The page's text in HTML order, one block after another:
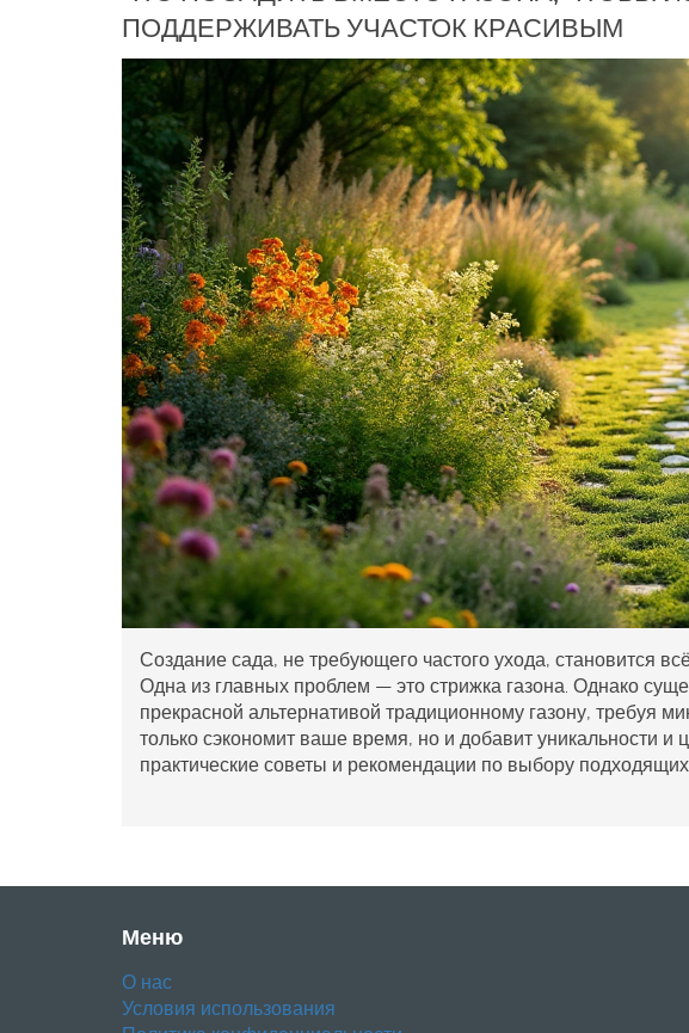
ПОДДЕРЖИВАТЬ УЧАСТОК КРАСИВЫМ
Создание сада, не требующего частого ухода, становится
Одна из главных проблем — это стрижка газона. Однако
прекрасной альтернативой традиционному газону, требуя
только сэкономит ваше время, но и добавит уникальности и
практические советы и рекомендации по выбору
Меню
О нас
Условия использования